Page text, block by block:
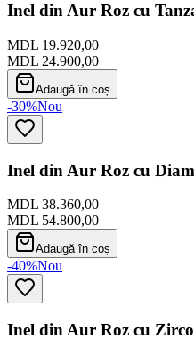
Inel din Aur Roz cu
MDL 19.920,00
MDL 24.900,00
Adaugă în coș
-30%Nou
Inel din Aur Roz cu
MDL 38.360,00
MDL 54.800,00
Adaugă în coș
-40%Nou
Inel din Aur Roz cu